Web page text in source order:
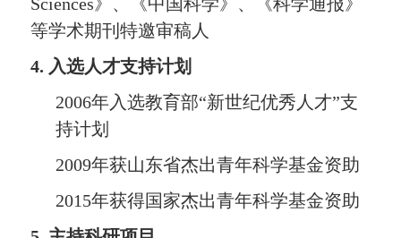
等学术期刊特邀审稿人
4. 入选人才支持计划
2006年入选教育部“新世纪优秀人才”支
持计划
2009年获山东省杰出青年科学基金资助
2015年获得国家杰出青年科学基金资助